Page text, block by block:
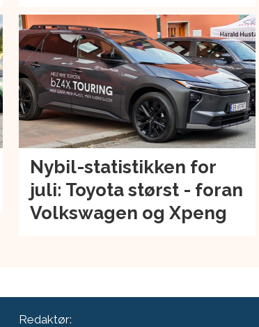
Nybil-statistikken for
juli: Toyota størst - foran
Volkswagen og Xpeng
Redaktør: